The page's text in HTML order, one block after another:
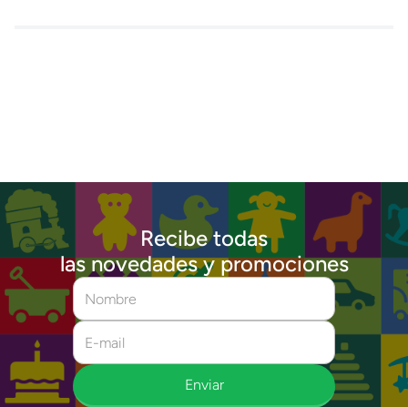
Recibe todas
las novedades y promociones
Enviar